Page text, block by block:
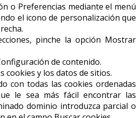
o Preferencias mediante el menú
el icono de personalización que
pinche la opción Mostrar
de contenido.
cookies y los datos de sitios.
con todas las cookies ordenadas
le sea más fácil encontrar las
dominio introduzca parcial o